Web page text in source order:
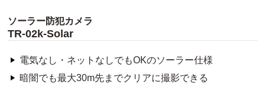
ソーラー防犯カメラ
TR-02k-Solar
電気なし・ネットなしでもOKのソーラー仕様
暗闇でも最大30m先までクリアに撮影できる